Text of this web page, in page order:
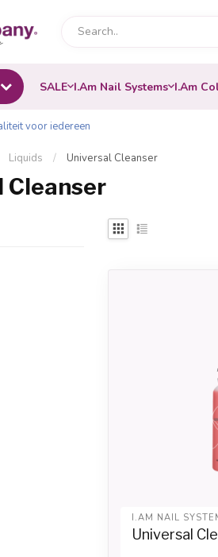
SALE I.Am Nail Systems I.Am
voor iedereen
Liquids / Universal Cleanser
Cleanser
I.AM NAIL
Universal